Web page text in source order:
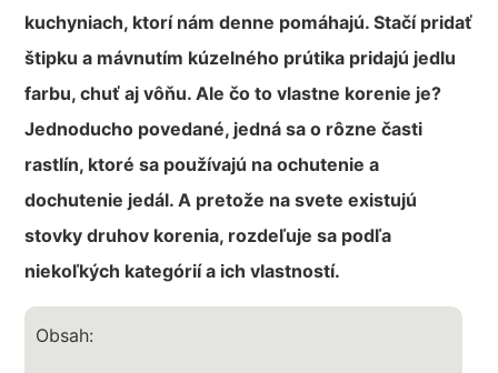
kuchyniach, ktorí nám denne pomáhajú. Stačí pridať
štipku a mávnutím kúzelného prútika pridajú jedlu
farbu, chuť aj vôňu. Ale čo to vlastne korenie je?
Jednoducho povedané, jedná sa o rôzne časti
rastlín, ktoré sa používajú na ochutenie a
dochutenie jedál. A pretože na svete existujú
stovky druhov korenia, rozdeľuje sa podľa
niekoľkých kategórií a ich vlastností.
Obsah: